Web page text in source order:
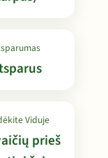
Viduje
prieš